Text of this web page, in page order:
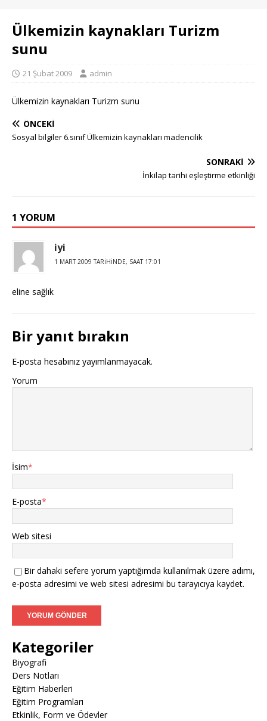
Ülkemizin kaynakları Turizm
sunu
21 Şubat 2009 admin
Ülkemizin kaynakları Turizm sunu
ÖNCEKI
Sosyal bilgiler 6.sınıf Ülkemizin kaynakları madencilik
SONRAKI
İnkilap tarihi eşleştirme etkinliği
1 YORUM
iyi
1 MART 2009 TARIHINDE, SAAT 17:01
eline sağlık
Bir yanıt bırakın
E-posta hesabınız yayımlanmayacak.
Yorum
İsim*
E-posta*
Web sitesi
Bir dahaki sefere yorum yaptığımda kullanılmak üzere adımı,
e-posta adresimi ve web sitesi adresimi bu tarayıcıya kaydet.
Kategoriler
Biyografi
Ders Notları
Eğitim Haberleri
Eğitim Programları
Etkinlik, Form ve Ödevler